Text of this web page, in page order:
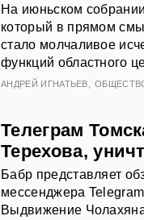
На июньском
который в прямом
стало молчаливое
функций областного
АНДРЕЙ ИГНАТЬЕВ
Телеграм
Терехова,
Бабр представляет
мессенджера
Выдвижение